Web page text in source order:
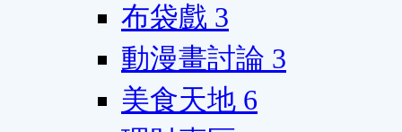
布袋戲 3
動漫畫討論 3
美食天地 6